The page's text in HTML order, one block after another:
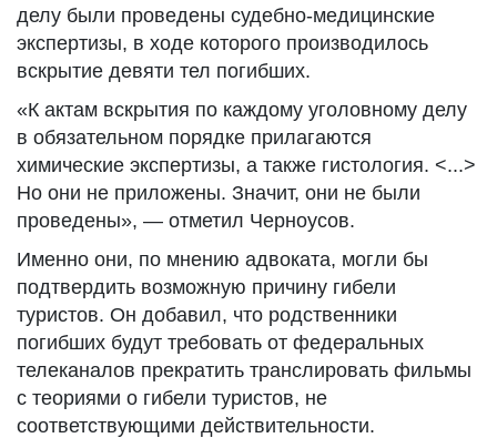
делу были проведены судебно-медицинские
экспертизы, в ходе которого производилось
вскрытие девяти тел погибших.
«К актам вскрытия по каждому уголовному делу
в обязательном порядке прилагаются
химические экспертизы, а также гистология. <...>
Но они не приложены. Значит, они не были
проведены», — отметил Черноусов.
Именно они, по мнению адвоката, могли бы
подтвердить возможную причину гибели
туристов. Он добавил, что родственники
погибших будут требовать от федеральных
телеканалов прекратить транслировать фильмы
с теориями о гибели туристов, не
соответствующими действительности.